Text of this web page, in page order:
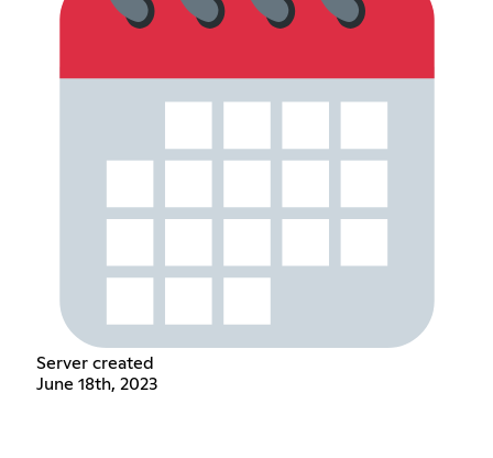
Server created
June 18th, 2023